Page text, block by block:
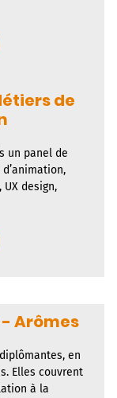
de
un panel de
design,
Arômes
en
Elles couvrent
à la